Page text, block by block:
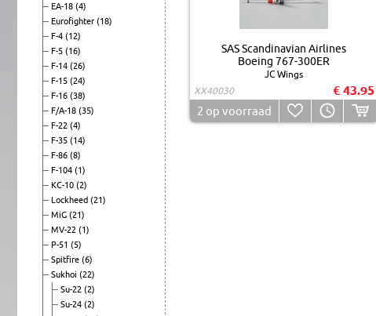
EA-18 (4)
Eurofighter (18)
F-4 (12)
F-5 (16)
F-14 (26)
F-15 (24)
F-16 (38)
F/A-18 (35)
F-22 (4)
F-35 (14)
F-86 (8)
F-104 (1)
KC-10 (2)
Lockheed (21)
MiG (21)
MV-22 (1)
P-51 (5)
Spitfire (6)
Sukhoi (22)
Su-22 (2)
Su-24 (2)
SAS Scandinavian Airlines
Boeing 767-300ER
JC Wings
XX40030
€ 43.95
2 op voorraad